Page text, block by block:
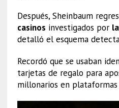
Después, Sheinbaum
casinos investigados por
detalló el esquema
Recordó que se usaban
tarjetas de regalo para
millonarios en